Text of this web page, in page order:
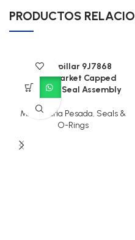
PRODUCTOS
Caterpillar 9J7868
Aftermarket Capped
Piston T-Seal Assembly
Maquinaria Pesada, Seals &
O-Rings